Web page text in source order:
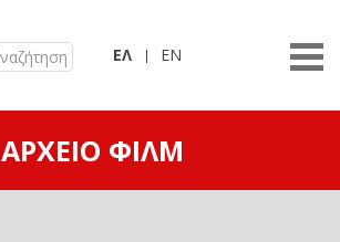
ΕΛ EN
ΑΡΧΕΊΟ ΦΙΛΜ